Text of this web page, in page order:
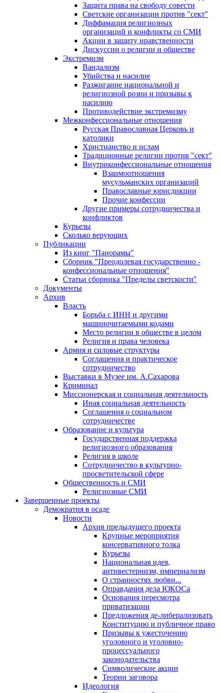
Защита права на свободу совести
Светские организации против "сект"
Диффамация религиозных
организаций и конфликты со СМИ
Акции в защиту нравственности
Дискуссии о религии и обществе
Экстремизм
Вандализм
Убийства и насилие
Разжигание национальной и
религиозной розни и призывы к
насилию
Противодействие экстремизму
Межконфессиональные отношения
Русская Православная Церковь и
католики
Христианство и ислам
Традиционные религии против "сект"
Внутриконфессиональные отношения
Взаимоотношения
мусульманских организаций
Православные юрисдикции
Прочие конфессии
Другие примеры сотрудничества и
конфликтов
Курьезы
Сколько верующих
Публикации
Из книг "Панорамы"
Сборник "Преодолевая государственно -
конфессиональные отношения"
Статьи сборника "Пределы светскости"
Документы
Архив
Власть
Борьба с ИНН и другими
машиночитаемыми кодами
Место религии в обществе в целом
Религия и права человека
Армия и силовые структуры
Соглашения и практическое
сотрудничество
Выставки в Музее им. А.Сахарова
Криминал
Миссионерская и социальная деятельность
Иная социальная деятельность
Соглашения о социальном
сотрудничестве
Образование и культура
Государственная поддержка
религиозного образования
Религия в школе
Сотрудничество в культурно-
просветительской сфере
Общественность и СМИ
Религиозные СМИ
Завершенные проекты
Демократия в осаде
Новости
Архив предыдущего проекта
Крупные мероприятия
консервативного толка
Курьезы
Национальная идея,
антивестернизм, империализм
О странностях любви...
Оправдания дела ЮКОСа
Основания пересмотра
приватизации
Предложения де-либерализовать
Конституцию и публичное право
Призывы к ужесточению
уголовного и уголовно-
процессуального
законодательства
Символические акции
Теории заговора
Идеология